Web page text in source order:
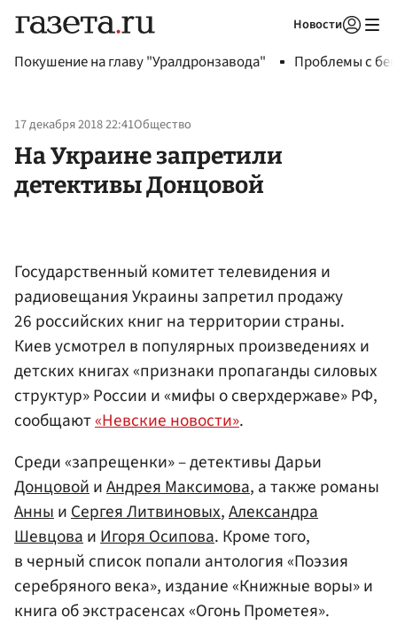
Новости
Покушение на главу "Уралдронзавода" Проблемы с
17 декабря 2018 22:41Общество
На Украине запретили
детективы Донцовой
Государственный комитет телевидения и
радиовещания Украины запретил продажу
26 российских книг на территории страны.
Киев усмотрел в популярных произведениях и
детских книгах «признаки пропаганды силовых
структур» России и «мифы о сверхдержаве» РФ,
сообщают«Невские новости».
Среди «запрещенки» – детективы Дарьи
ДонцовойиАндрея Максимова, а также романы
АнныиСергея Литвиновых,Александра
ШевцоваиИгоря Осипова. Кроме того,
в черный список попали антология «Поэзия
серебряного века», издание «Книжные воры» и
книга об экстрасенсах «Огонь Прометея».